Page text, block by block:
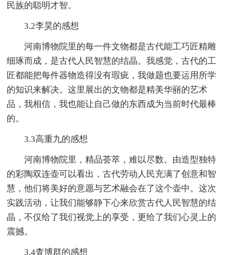
民族的聪明才智。
3.2李昊的感想
河南博物院里的每一件文物都是古代能工巧匠精雕
细琢而成，是古代人民智慧的结晶。我感觉，古代的工
匠都能把每件器物造得没有瑕疵，我做题也要运用所学
的知识来解决。这里展出的文物都是精美华丽的艺术
品，我相信，我也能让自己做的东西成为当前时代最棒
的。
3.3高重九的感想
河南博物院里，精品荟萃，难以尽数。由造型独特
的彩陶双连壶可以看出，古代劳动人民充满了创意和智
慧，他们将美好的意愿与艺术融会在了这个壶中。这次
实践活动，让我们能够静下心来欣赏古代人民智慧的结
晶，不仅给了我们视觉上的享受，更给了我们心灵上的
震撼。
3.4査博群的感想